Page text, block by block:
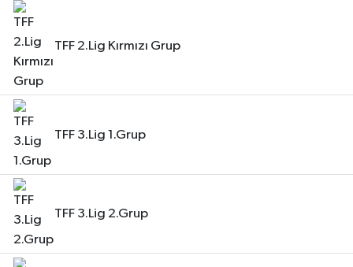
TFF 2.Lig Kırmızı Grup
TFF 3.Lig 1.Grup
TFF 3.Lig 2.Grup